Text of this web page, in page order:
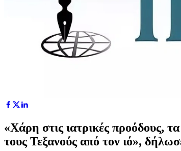
«Χάρη στις ιατρικές προόδους,
τους Τεξανούς από τον ιό»,